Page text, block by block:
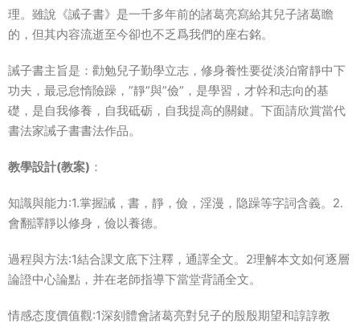
理。雖說《誡子書》是一千多年前的諸葛亮寫給其兒子諸葛瞻
的，但其内容流逝至今卻也不乏爲我們的座右銘。
誡子書主旨是：勸勉兒子勤學立志，修身養性要從淡泊甯靜中下
功夫，最忌怠惰險躁，”靜”與”儉”，是學習，才幹和志向的基
礎，是自我修養，自我砥砺，自我提高的關鍵。下面請欣賞當代
書法家誡子書書法作品。
教學設計(教案) ：
知識與能力:1.掌握誡，書，靜，儉，淫漫，隐躁等字詞含義。2.
會翻譯靜以修身，儉以養德。
過程與方法:1結合課文底下注釋，通譯全文。2理解本文如何逐層
論證中心論點，并在老師指導下當堂背誦全文。
情感态度價值觀:1深刻體會諸葛亮對兒子的殷殷期望和諄諄教